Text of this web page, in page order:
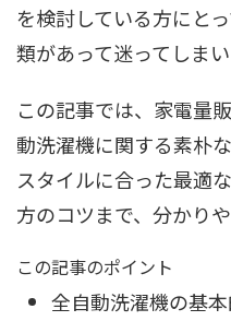
を検討している方にと
類があって迷ってしまい
この記事では、家電量
動洗濯機に関する素朴
スタイルに合った最適
方のコツまで、分かり
この記事のポイント
全自動洗濯機の基